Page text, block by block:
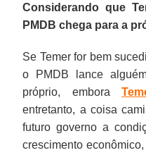
Considerando que
PMDB chega para a
Se Temer for bem
o PMDB lance
próprio, embora
entretanto, a coisa
futuro governo a
crescimento